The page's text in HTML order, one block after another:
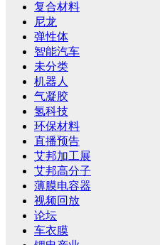
复合材料
尼龙
弹性体
智能汽车
未分类
机器人
气凝胶
氢科技
环保材料
直播预告
艾邦加工展
艾邦高分子
薄膜电容器
视频回放
论坛
车衣膜